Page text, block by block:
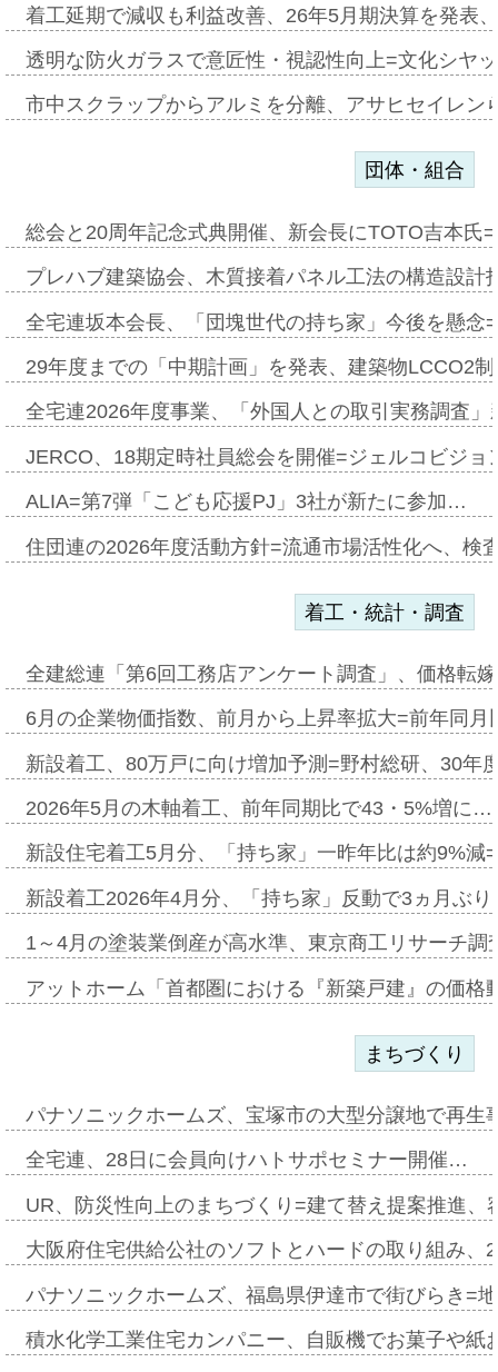
着工延期で減収も利益改善、26年5月期決算を発表
透明な防火ガラスで意匠性・視認性向上=文化シヤ
市中スクラップからアルミを分離、アサヒセイレ
団体・組合
総会と20周年記念式典開催、新会長にTOTO吉本氏
プレハブ建築協会、木質接着パネル工法の構造設
全宅連坂本会長、「団塊世代の持ち家」今後を懸
29年度までの「中期計画」を発表、建築物LCCO2
全宅連2026年度事業、「外国人との取引実務調査
JERCO、18期定時社員総会を開催=ジェルコビジ
ALIA=第7弾「こども応援PJ」3社が新たに参加…
住団連の2026年度活動方針=流通市場活性化へ、検
着工・統計・調査
全建総連「第6回工務店アンケート調査」、価格転
6月の企業物価指数、前月から上昇率拡大=前年同
新設着工、80万戸に向け増加予測=野村総研、30年
2026年5月の木軸着工、前年同期比で43・5%増に…
新設住宅着工5月分、「持ち家」一昨年比は約9%
新設着工2026年4月分、「持ち家」反動で3ヵ月ぶ
1～4月の塗装業倒産が高水準、東京商工リサーチ
アットホーム「首都圏における『新築戸建』の価
まちづくり
パナソニックホームズ、宝塚市の大型分譲地で再
全宅連、28日に会員向けハトサポセミナー開催…
UR、防災性向上のまちづくり=建て替え提案推進
大阪府住宅供給公社のソフトとハードの取り組み
パナソニックホームズ、福島県伊達市で街びらき=
積水化学工業住宅カンパニー、自販機でお菓子や